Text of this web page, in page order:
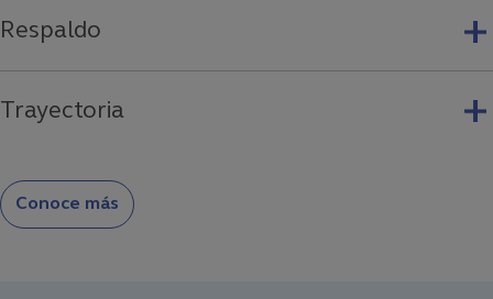
Respaldo
Trayectoria
Conoce más